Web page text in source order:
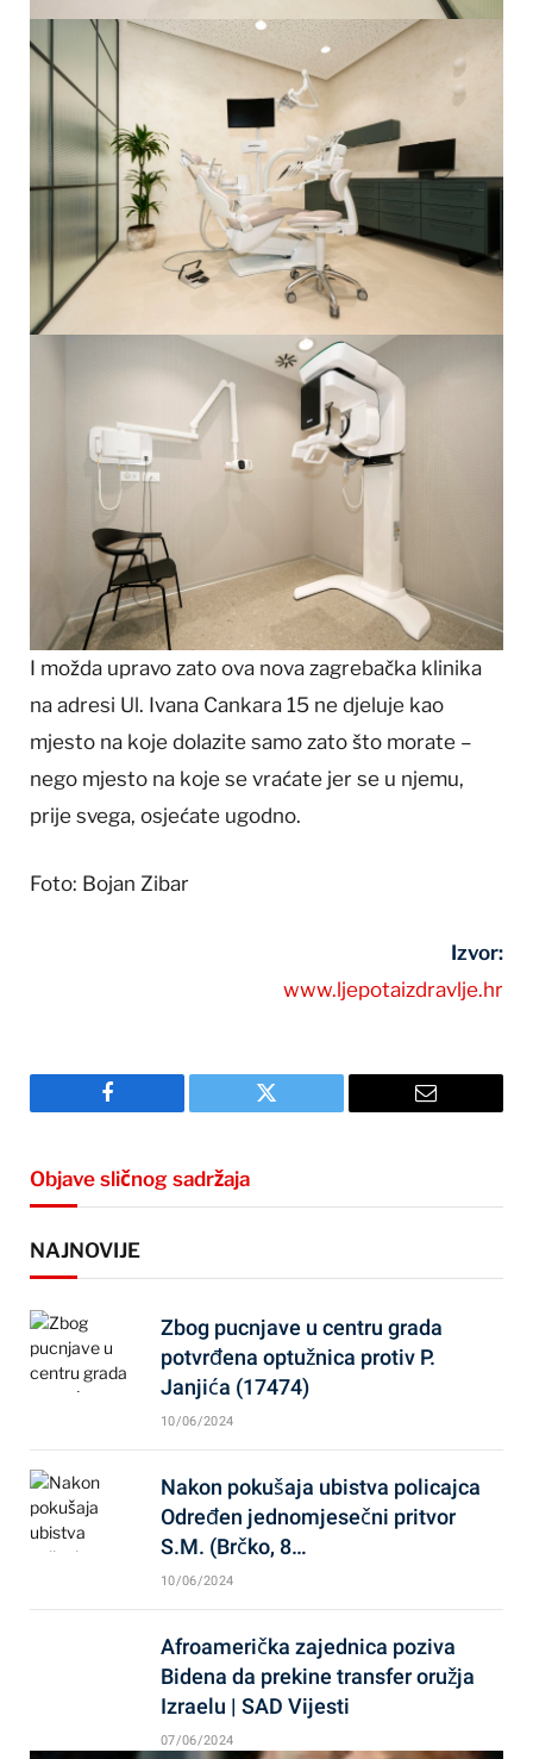
I možda upravo zato ova nova zagrebačka klinika
na adresi Ul. Ivana Cankara 15 ne djeluje kao
mjesto na koje dolazite samo zato što morate –
nego mjesto na koje se vraćate jer se u njemu,
prije svega, osjećate ugodno.
Foto: Bojan Zibar
Izvor:
www.ljepotaizdravlje.hr
Facebook Twitter Email
Objave sličnog sadržaja
NAJNOVIJE
Zbog pucnjave u centru grada
potvrđena optužnica protiv P.
Janjića (17474)
10/06/2024
Nakon pokušaja ubistva policajca
Određen jednomjesečni pritvor
S.M. (Brčko, 8…
10/06/2024
Afroamerička zajednica poziva
Bidena da prekine transfer oružja
Izraelu | SAD Vijesti
07/06/2024